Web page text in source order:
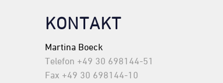
KONTAKT
Martina Boeck
Telefon +49 30 698144-51
Fax +49 30 698144-10